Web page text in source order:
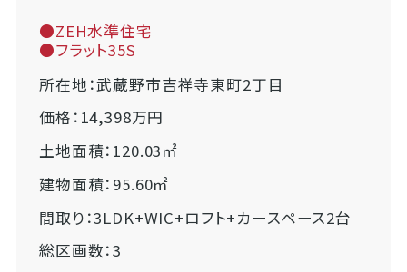
●ZEH水準住宅
●フラット35S
所在地：武蔵野市吉祥寺東町2丁目
価格：14,398万円
土地面積：120.03㎡
建物面積：95.60㎡
間取り：3LDK+WIC+ロフト+カースペース2台
総区画数：3